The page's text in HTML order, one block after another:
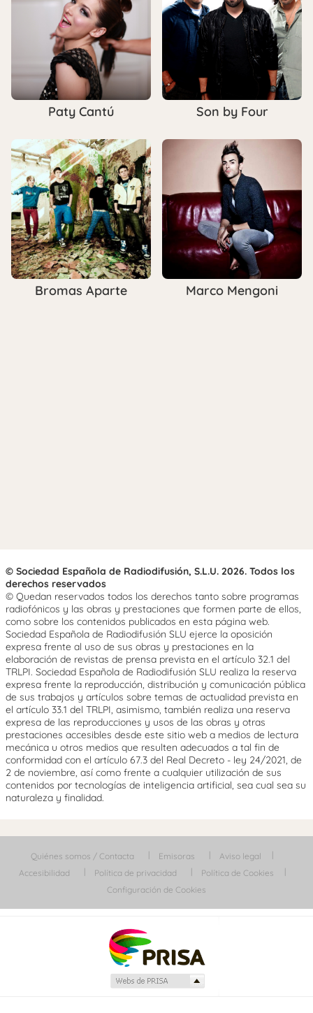
Paty Cantú Son by Four
Bromas Aparte Marco Mengoni
© Sociedad Española de Radiodifusión, S.L.U. 2026. Todos los
derechos reservados
© Quedan reservados todos los derechos tanto sobre programas
radiofónicos y las obras y prestaciones que formen parte de ellos,
como sobre los contenidos publicados en esta página web.
Sociedad Española de Radiodifusión SLU ejerce la oposición
expresa frente al uso de sus obras y prestaciones en la
elaboración de revistas de prensa prevista en el artículo 32.1 del
TRLPI. Sociedad Española de Radiodifusión SLU realiza la reserva
expresa frente la reproducción, distribución y comunicación pública
de sus trabajos y artículos sobre temas de actualidad prevista en
el artículo 33.1 del TRLPI, asimismo, también realiza una reserva
expresa de las reproducciones y usos de las obras y otras
prestaciones accesibles desde este sitio web a medios de lectura
mecánica u otros medios que resulten adecuados a tal fin de
conformidad con el artículo 67.3 del Real Decreto - ley 24/2021, de
2 de noviembre, así como frente a cualquier utilización de sus
contenidos por tecnologías de inteligencia artificial, sea cual sea su
naturaleza y finalidad.
Quiénes somos / Contacta Emisoras
Aviso legal
Accesibilidad
Política de privacidad
Política de Cookies
Configuración de Cookies